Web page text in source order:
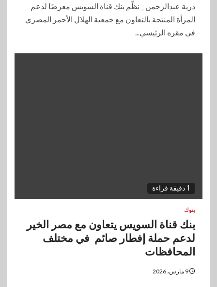
درية عبدالرحمن _ نظّم بنك قناة السويس معرضًا لدعم
المرأة المنتجة بالتعاون مع جمعية الهلال الأحمر المصري
في مقره الرئيسي...
1 دقيقة قراءة
بنوك
بنك قناة السويس يتعاون مع مصر الخير
لدعم حملة إفطار صائم في مختلف
المحافظات